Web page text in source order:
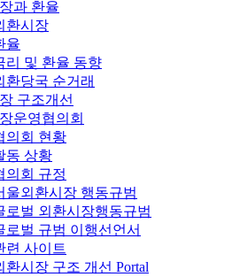
과 환율
환시장
율
리 및 환율 동향
환당국 순거래
구조개선
운영협의회
의회 현황
동 상황
의회 규정
울외환시장 행동규범
로벌 외환시장행동규범
로벌 규범 이행선언서
련 사이트
환시장 구조 개선 Portal